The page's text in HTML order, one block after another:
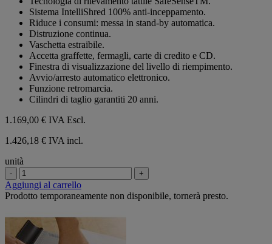
Sistema IntelliShred 100% anti-inceppamento.
Riduce i consumi: messa in stand-by automatica.
Distruzione continua.
Vaschetta estraibile.
Accetta graffette, fermagli, carte di credito e CD.
Finestra di visualizzazione del livello di riempimento.
Avvio/arresto automatico elettronico.
Funzione retromarcia.
Cilindri di taglio garantiti 20 anni.
1.169,00 € IVA Escl.
1.426,18 € IVA incl.
unità
- +
Aggiungi al carrello
Prodotto temporaneamente non disponibile, tornerà presto.